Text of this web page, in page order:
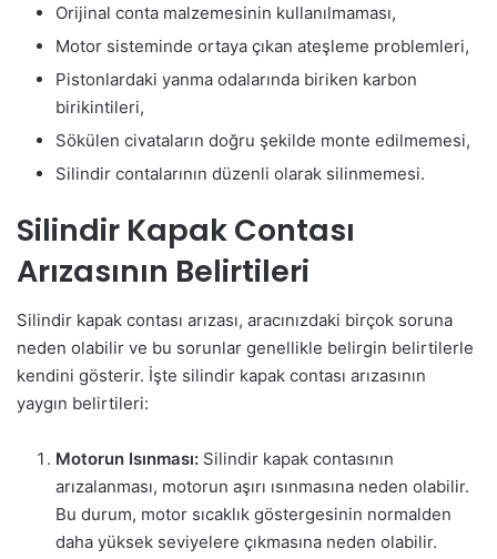
Orijinal conta malzemesinin kullanılmaması,
Motor sisteminde ortaya çıkan ateşleme problemleri,
Pistonlardaki yanma odalarında biriken karbon
birikintileri,
Sökülen civataların doğru şekilde monte edilmemesi,
Silindir contalarının düzenli olarak silinmemesi.
Silindir Kapak Contası
Arızasının Belirtileri
Silindir kapak contası arızası, aracınızdaki birçok soruna
neden olabilir ve bu sorunlar genellikle belirgin belirtilerle
kendini gösterir. İşte silindir kapak contası arızasının
yaygın belirtileri:
Motorun Isınması: Silindir kapak contasının
arızalanması, motorun aşırı ısınmasına neden olabilir.
Bu durum, motor sıcaklık göstergesinin normalden
daha yüksek seviyelere çıkmasına neden olabilir.